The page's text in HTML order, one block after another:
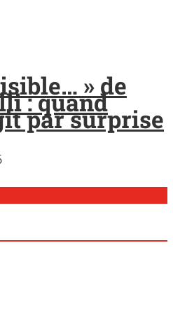
» de
: quand
par surprise